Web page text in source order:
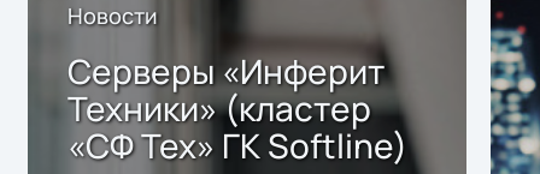
Новости
Серверы «Инферит
Техники» (кластер
«СФ Тех» ГК Softline)